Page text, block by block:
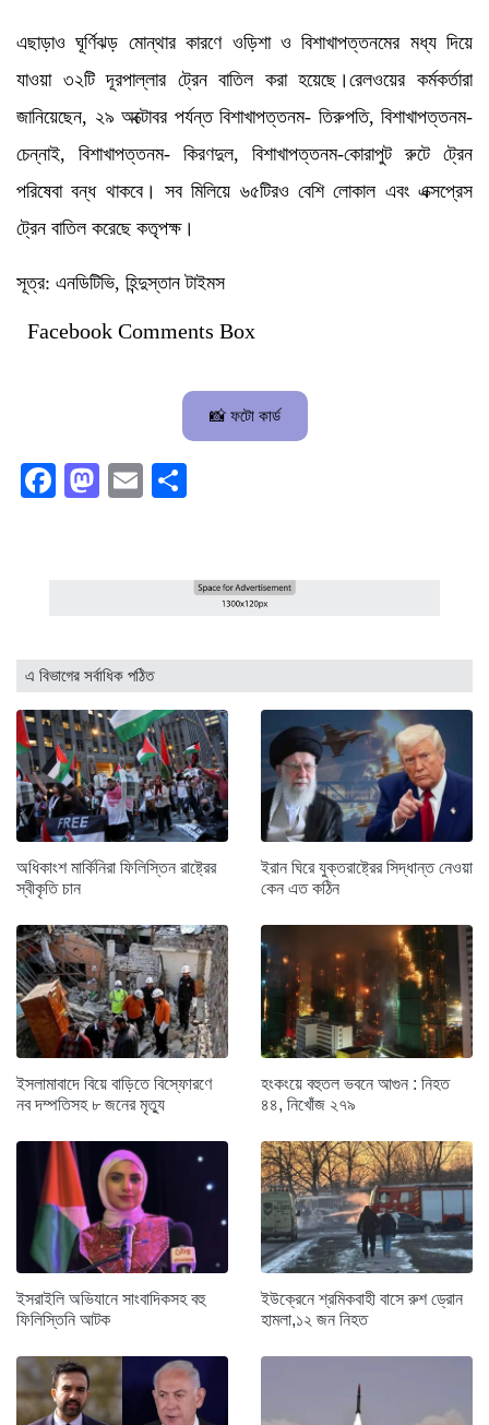
এছাড়াও ঘূর্ণিঝড় মোন্থার কারণে ওড়িশা ও বিশাখাপত্তনমের মধ্য দিয়ে
যাওয়া ৩২টি দূরপাল্লার ট্রেন বাতিল করা হয়েছে।রেলওয়ের কর্মকর্তারা
জানিয়েছেন, ২৯ অক্টোবর পর্যন্ত বিশাখাপত্তনম- তিরুপতি, বিশাখাপত্তনম-
চেন্নাই, বিশাখাপত্তনম- কিরণদুল, বিশাখাপত্তনম-কোরাপুট রুটে ট্রেন
পরিষেবা বন্ধ থাকবে। সব মিলিয়ে ৬৫টিরও বেশি লোকাল এবং এক্সপ্রেস
ট্রেন বাতিল করেছে কতৃপক্ষ।
সূত্র: এনডিটিভি, হিন্দুস্তান টাইমস
Facebook Comments Box
📸 ফটো কার্ড
Facebook
Mastodon
Email
এ বিভাগের সর্বাধিক পঠিত
অধিকাংশ মার্কিনিরা ফিলিস্তিন রাষ্ট্রের
স্বীকৃতি চান
ইরান ঘিরে যুক্তরাষ্ট্রের সিদ্ধান্ত নেওয়া
কেন এত কঠিন
ইসলামাবাদে বিয়ে বাড়িতে বিস্ফোরণে
নব দম্পতিসহ ৮ জনের মৃত্যু
হংকংয়ে বহুতল ভবনে আগুন : নিহত
৪৪, নিখোঁজ ২৭৯
ইসরাইলি অভিযানে সাংবাদিকসহ বহু
ফিলিস্তিনি আটক
ইউক্রেনে শ্রমিকবাহী বাসে রুশ ড্রোন
হামলা,১২ জন নিহত